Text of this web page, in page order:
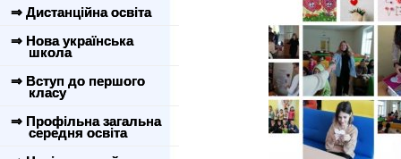
⇒ Дистанційна освіта
⇒ Нова українська
школа
⇒ Вступ до першого
класу
⇒ Профільна загальна
середня освіта